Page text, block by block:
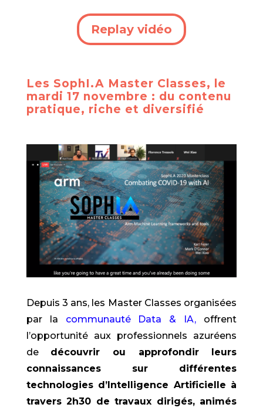
Replay vidéo
Les SophI.A Master Classes, le
mardi 17 novembre : du contenu
pratique, riche et diversifié
Depuis 3 ans, les Master Classes organisées
par la communauté Data & IA, offrent
l’opportunité aux professionnels azuréens
de découvrir ou approfondir leurs
connaissances sur différentes
technologies d’Intelligence Artificielle à
travers 2h30 de travaux dirigés, animés